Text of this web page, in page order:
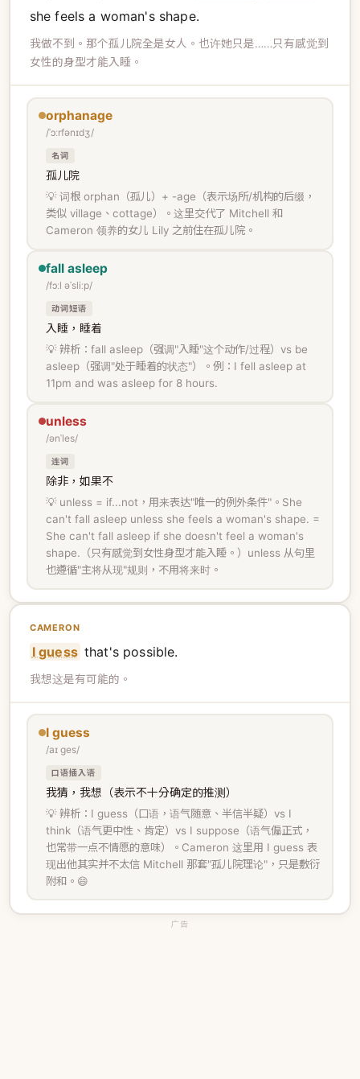
she feels a woman's shape.
我做不到。那个孤儿院全是女人。也许她只是……只有感觉到
女性的身型才能入睡。
orphanage
/ˈɔːrfənɪdʒ/
名词
孤儿院
💡 词根 orphan（孤儿）+ -age（表示场所/机构的后缀，
类似 village、cottage）。这里交代了 Mitchell 和
Cameron 领养的女儿 Lily 之前住在孤儿院。
fall asleep
/fɔːl əˈsliːp/
动词短语
入睡，睡着
💡 辨析：fall asleep（强调"入睡"这个动作/过程）vs be
asleep（强调"处于睡着的状态"）。例：I fell asleep at
11pm and was asleep for 8 hours.
unless
/ənˈles/
连词
除非，如果不
💡 unless = if...not，用来表达"唯一的例外条件"。She
can't fall asleep unless she feels a woman's shape. =
She can't fall asleep if she doesn't feel a woman's
shape.（只有感觉到女性身型才能入睡。）unless 从句里
也遵循"主将从现"规则，不用将来时。
CAMERON
I guess that's possible.
我想这是有可能的。
I guess
/aɪ ges/
口语插入语
我猜，我想（表示不十分确定的推测）
💡 辨析：I guess（口语，语气随意、半信半疑）vs I
think（语气更中性、肯定）vs I suppose（语气偏正式，
也常带一点不情愿的意味）。Cameron 这里用 I guess 表
现出他其实并不太信 Mitchell 那套"孤儿院理论"，只是敷衍
附和。😄
广告